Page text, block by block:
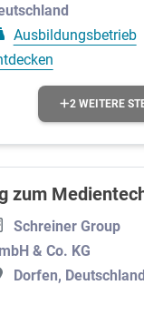
Ausbildungsbetrieb
2 WEITERE
zum
Schreiner Group
& Co. KG
Dorfen, Deutschland